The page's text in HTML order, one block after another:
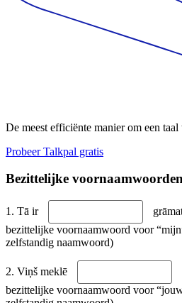
De meest efficiënte manier om een taal
Probeer Talkpal gratis
Bezittelijke
1. Tā ir
bezittelijke voornaamwoord voor
zelfstandig naamwoord)
2. Viņš meklē
bezittelijke voornaamwoord voor